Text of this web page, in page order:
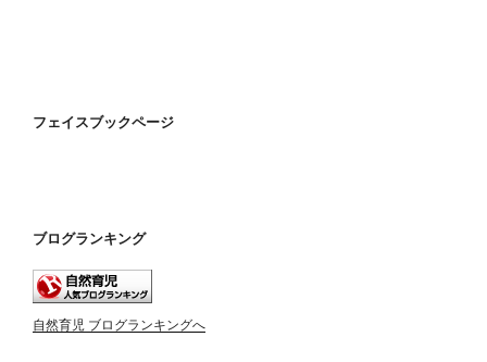
フェイスブックページ
ブログランキング
自然育児 ブログランキングへ